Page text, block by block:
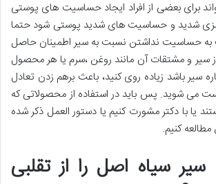
برای بعضی از افراد ایجاد حساسیت های پوستی
شدید و حساسیت های شدید پوستی شود حتما
به حساسیت نداشتن نسبت به سیر اطمینان حاصل
از سیر و مشتقات آن مانند روغن ،سرم یا هر محصول
سیر باشد زیاده روی کنید، باعث برهم زدن تعادل
می شوید. پس باید در استفاده از محصولاتی که
یا با دکتر مشورت کنیم یا دستور العمل ذکر شده
کنیم.
سیاه اصل را از تقلبی